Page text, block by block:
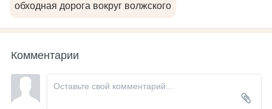
обходная дорога вокруг волжского
Комментарии